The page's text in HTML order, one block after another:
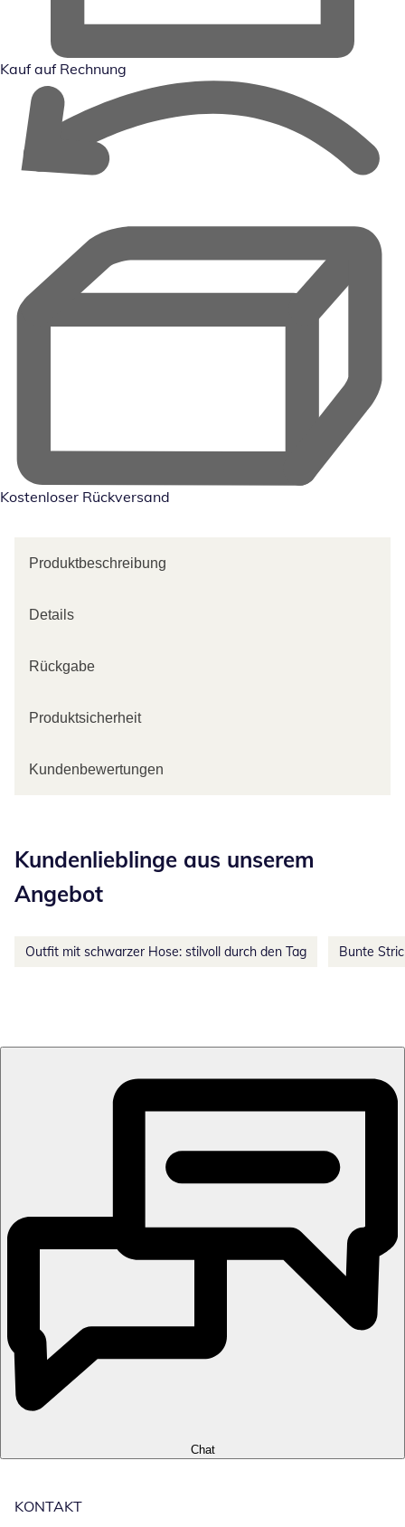
Kauf auf Rechnung
Kostenloser Rückversand
Produktbeschreibung
Details
Rückgabe
Produktsicherheit
Kundenbewertungen
Kundenlieblinge aus unserem
Angebot
Outfit mit schwarzer Hose: stilvoll durch den Tag Bunte
Chat
KONTAKT